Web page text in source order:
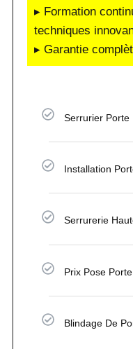
▸ Formation
techniques
▸ Garantie
Serrurier Porte
Installation
Serrurerie
Prix Pose
Blindage De